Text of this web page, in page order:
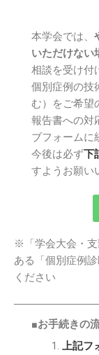
本学会では、
いただけない
相談を受け付
個別症例の技
む）をご希望
報告書への対
ブフォームに
今後は必ず下
すようお願い
※「学会大会・支
ある「個別症例
ください
■お手続きの
上記フ